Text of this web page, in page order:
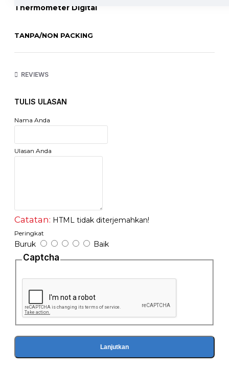
Thermometer Digital
TANPA/NON PACKING
REVIEWS
TULIS ULASAN
Nama Anda
Ulasan Anda
Catatan: HTML tidak diterjemahkan!
Peringkat
Buruk Baik
Captcha
Lanjutkan